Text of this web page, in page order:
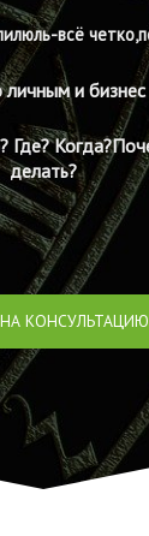
всё
личным и
Где?
делать?
КОНСУЛЬТАЦИЮ